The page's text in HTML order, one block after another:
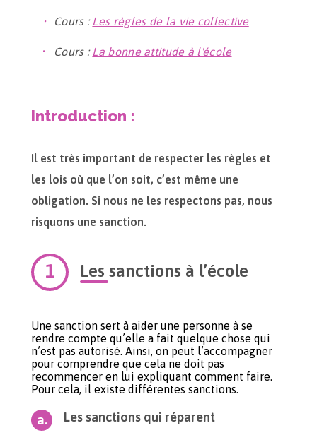
Cours : Les règles de la vie collective
Cours : La bonne attitude à l'école
Introduction :
Il est très important de respecter les règles et
les lois où que l’on soit, c’est même une
obligation. Si nous ne les respectons pas, nous
risquons une sanction.
Les sanctions à l’école
Une sanction sert à aider une personne à se
rendre compte qu’elle a fait quelque chose qui
n’est pas autorisé. Ainsi, on peut l’accompagner
pour comprendre que cela ne doit pas
recommencer en lui expliquant comment faire.
Pour cela, il existe différentes sanctions.
Les sanctions qui réparent